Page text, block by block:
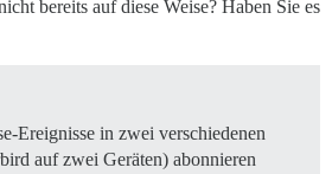
bereits auf diese Weise? Haben Sie es
Ereignisse in zwei verschiedenen
auf zwei Geräten) abonnieren